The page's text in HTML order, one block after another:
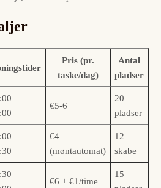
Pris (pr.
taske/dag)
Antal
pladser
–
€5-6
20
pladser
–
€4
(møntautomat)
12
skabe
–
€6 + €1/time
15